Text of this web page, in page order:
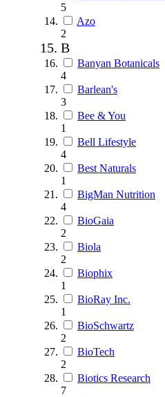
5
Azo
2
B
Banyan Botanicals
4
Barlean's
3
Bee & You
1
Bell Lifestyle
4
Best Naturals
1
BigMan Nutrition
4
BioGaia
2
Biola
2
Biophix
1
BioRay Inc.
1
BioSchwartz
2
BioTech
2
Biotics Research
7